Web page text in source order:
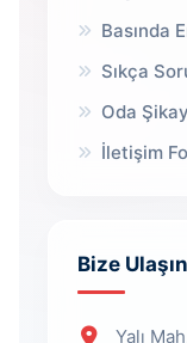
Basında
Sıkça
Oda
İletişim
Bize Ulaşın
Yalı